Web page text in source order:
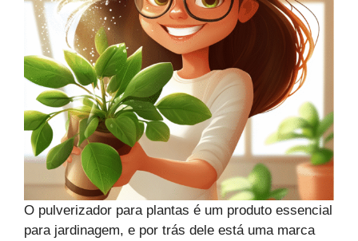
O pulverizador para plantas é um produto essencial
para jardinagem, e por trás dele está uma marca